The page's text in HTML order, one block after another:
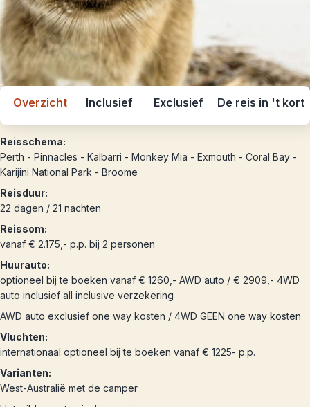
Overzicht Inclusief Exclusief De reis in 't kort
Reisschema:
Perth - Pinnacles - Kalbarri - Monkey Mia - Exmouth - Coral Bay -
Karijini National Park - Broome
Reisduur:
22 dagen / 21 nachten
Reissom:
vanaf € 2.175,- p.p. bij 2 personen
Huurauto:
optioneel bij te boeken vanaf € 1260,- AWD auto / € 2909,- 4WD
auto inclusief all inclusive verzekering
AWD auto exclusief one way kosten / 4WD GEEN one way kosten
Vluchten:
internationaal optioneel bij te boeken vanaf € 1225- p.p.
Varianten:
West-Australië met de camper